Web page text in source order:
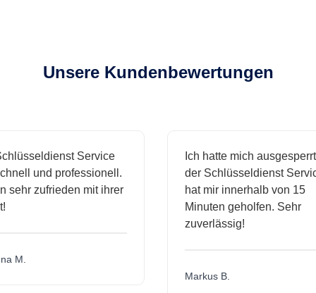
Unsere Kundenbewertungen
Service
und professionell.
zufrieden mit ihrer
M.
Ich hatte mich ausgesperrt
der Schlüsseldienst Service
hat mir innerhalb von 15
Minuten geholfen. Sehr
zuverlässig!
Markus B.